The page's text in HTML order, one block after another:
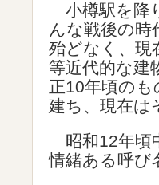
小樽駅を降
んな戦後の時
殆どなく、現
等近代的な建
正10年頃の
建ち、現在は
昭和12年頃
情緒ある呼び